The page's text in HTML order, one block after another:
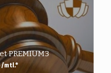
PREMIUM3
/mtl.*